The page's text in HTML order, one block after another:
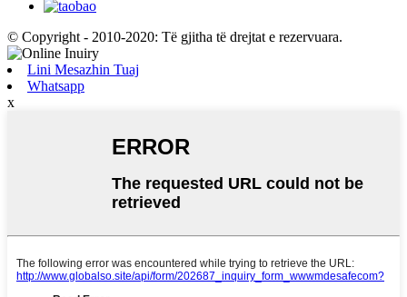
© Copyright - 2010-2020: Të gjitha të drejtat e rezervuara.
Lini Mesazhin Tuaj
Whatsapp
x